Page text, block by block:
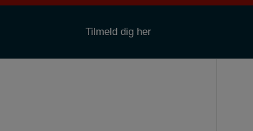
Tilmeld dig her